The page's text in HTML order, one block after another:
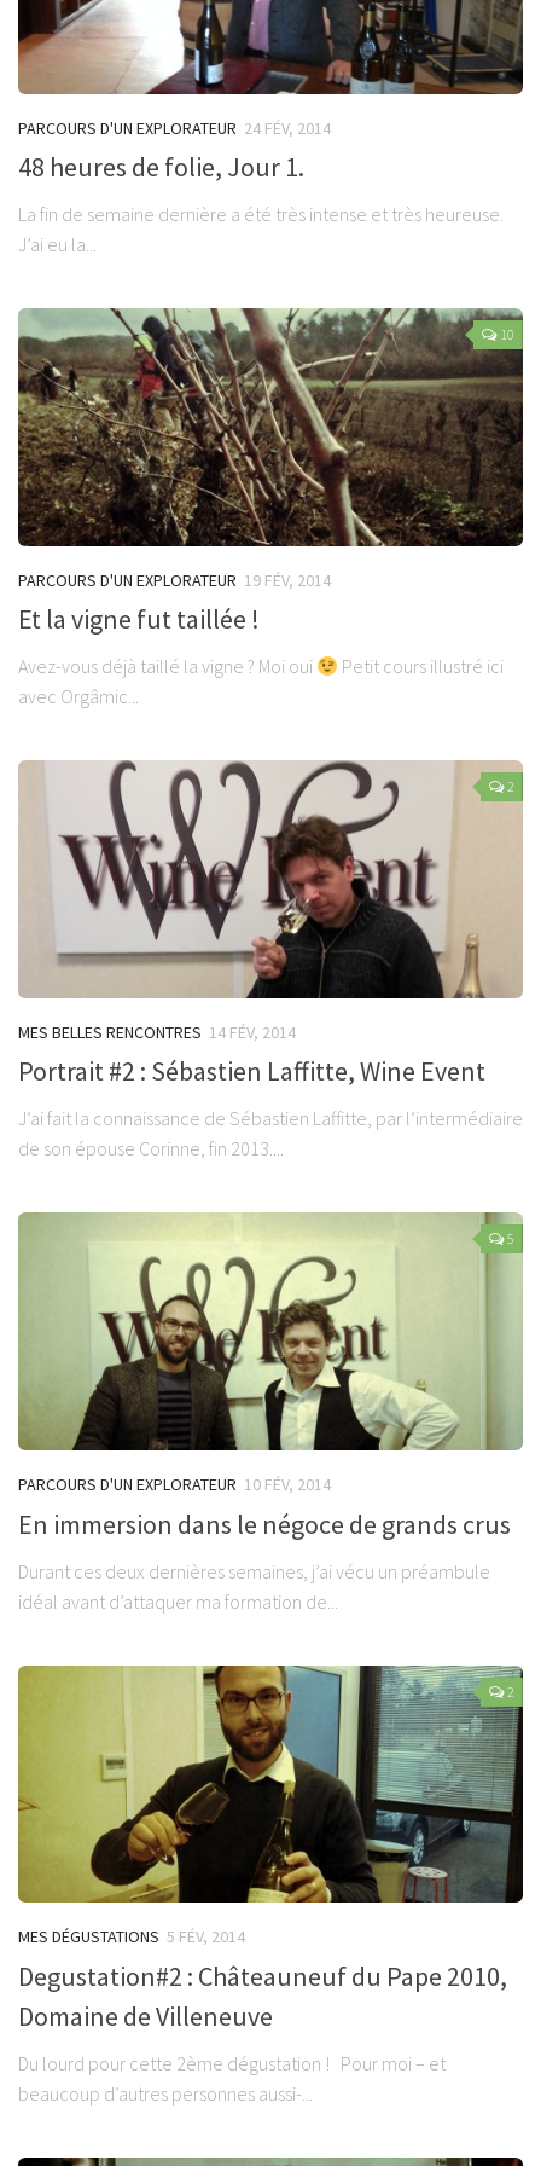
PARCOURS D'UN EXPLORATEUR 24 FÉV, 2014
48 heures de folie, Jour 1.
La fin de semaine dernière a été très intense et très heureuse.
J’ai eu la...
10
PARCOURS D'UN EXPLORATEUR 19 FÉV, 2014
Et la vigne fut taillée !
Avez-vous déjà taillé la vigne ? Moi oui
Petit cours illustré ici
avec Orgâmic...
2
MES BELLES RENCONTRES 14 FÉV, 2014
Portrait #2 : Sébastien Laffitte, Wine Event
J’ai fait la connaissance de Sébastien Laffitte, par l’intermédiaire
de son épouse Corinne, fin 2013....
5
PARCOURS D'UN EXPLORATEUR 10 FÉV, 2014
En immersion dans le négoce de grands crus
Durant ces deux dernières semaines, j’ai vécu un préambule
idéal avant d’attaquer ma formation de...
2
MES DÉGUSTATIONS 5 FÉV, 2014
Degustation#2 : Châteauneuf du Pape 2010,
Domaine de Villeneuve
Du lourd pour cette 2ème dégustation ! Pour moi – et
beaucoup d’autres personnes aussi-...